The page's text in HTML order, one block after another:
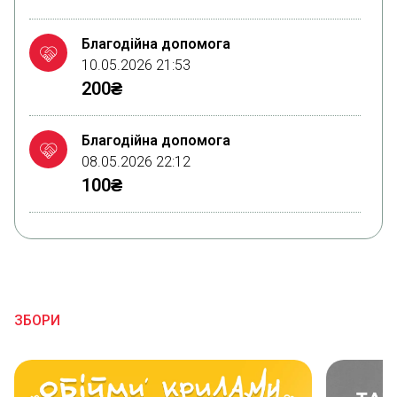
Благодійна допомога
10.05.2026 21:53
200₴
Благодійна допомога
08.05.2026 22:12
100₴
Благодійна допомога
100₴
ЗБОРИ